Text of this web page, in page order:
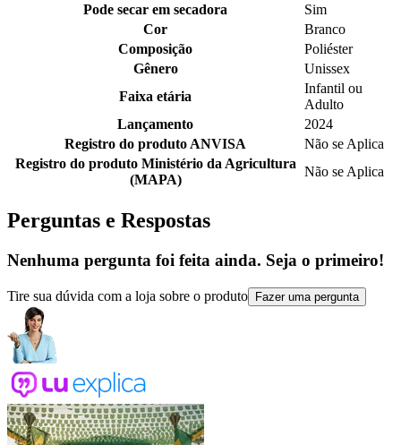
Pode secar em secadora
Sim
Cor
Branco
Composição
Poliéster
Gênero
Unissex
Faixa etária
Infantil ou
Adulto
Lançamento
2024
Registro do produto ANVISA
Não se Aplica
Registro do produto Ministério da Agricultura
(MAPA)
Não se Aplica
Perguntas e Respostas
Nenhuma pergunta foi feita ainda. Seja o primeiro!
Tire sua dúvida com a loja sobre o produto Fazer uma pergunta